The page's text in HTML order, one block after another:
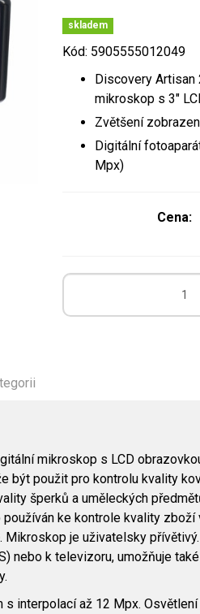
skladem
Kód: 5905555012049
Discovery Artisan
mikroskop s 3"
Zvětšení
Digitální
Mpx)
Cena:
mikroskop s LCD
být použit pro kontrolu kvality
šperků a uměleckých
ke kontrole kvality
je uživatelsky
nebo k televizoru, umožňuje
interpolací až 12 Mpx.